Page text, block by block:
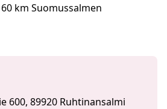
km Suomussalmen
600, 89920 Ruhtinansalmi